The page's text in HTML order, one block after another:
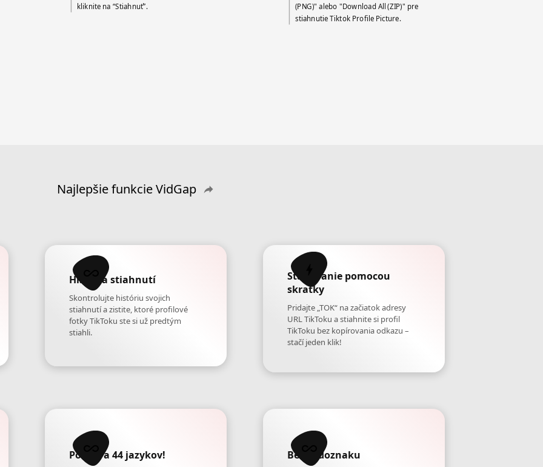
kliknite na “Stiahnuť”.
(PNG)" alebo "Download All (ZIP)" pre
stiahnutie Tiktok Profile Picture.
Najlepšie funkcie VidGap
História stiahnutí
Skontrolujte históriu svojich
stiahnutí a zistite, ktoré profilové
fotky TikToku ste si už predtým
stiahli.
Sťahovanie pomocou
skratky
Pridajte „TOK“ na začiatok adresy
URL TikToku a stiahnite si profil
TikToku bez kopírovania odkazu –
stačí jeden klik!
Podpora 44 jazykov! Bez vodoznaku